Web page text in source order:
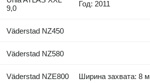
9,0
Год: 2011
Väderstad NZ450
Väderstad NZ580
Väderstad NZE800 Ширина захвата: 8 м